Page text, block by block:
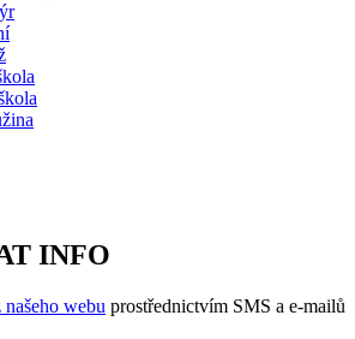
INFO
webu prostřednictvím SMS a e-mailů